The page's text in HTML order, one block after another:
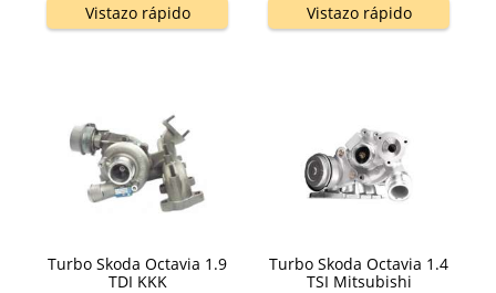
Vistazo rápido Vistazo rápido
Turbo Skoda Octavia 1.9
TDI KKK
Turbo Skoda Octavia 1.4
TSI Mitsubishi